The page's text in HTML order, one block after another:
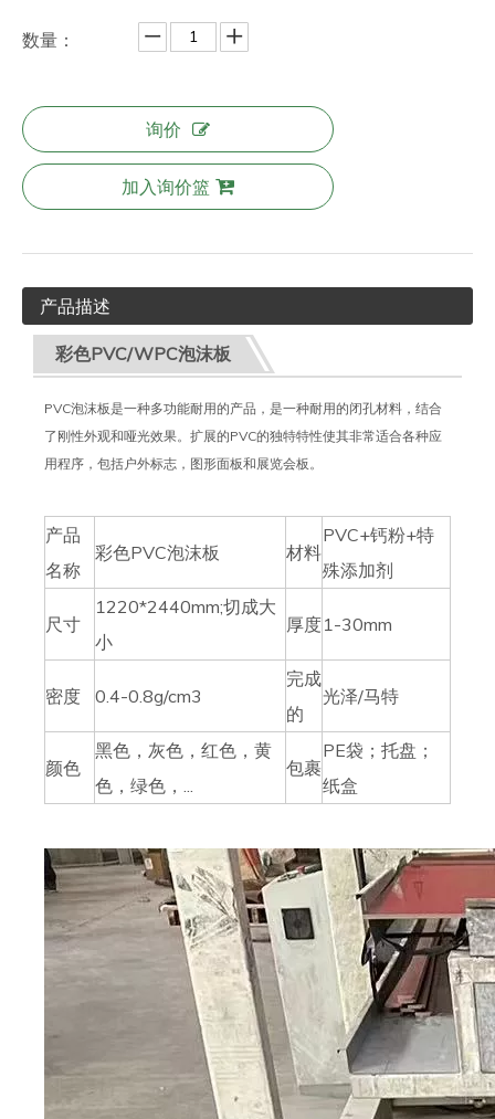
数量：
询价
加入询价篮
产品描述
彩色PVC/WPC泡沫板
PVC泡沫板是一种多功能耐用的产品，是一种耐用的闭孔材料，结合
了刚性外观和哑光效果。扩展的PVC的独特特性使其非常适合各种应
用程序，包括户外标志，图形面板和展览会板。
产品
名称
彩色PVC泡沫板 材料
PVC+钙粉+特
殊添加剂
尺寸
1220*2440mm;切成大
小
厚度1-30mm
密度 0.4-0.8g/cm3
完成
的
光泽/马特
颜色
黑色，灰色，红色，黄
色，绿色，...
包裹
PE袋；托盘；
纸盒